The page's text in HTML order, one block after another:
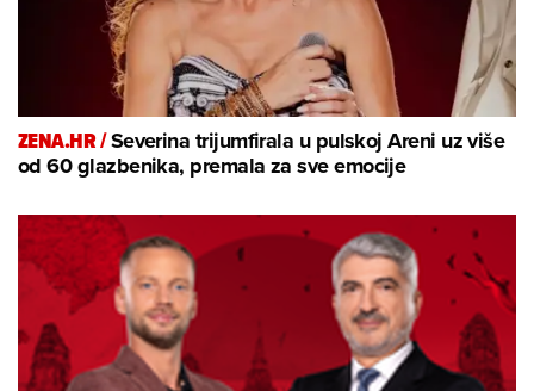
ZENA.HR /Severina trijumfirala u pulskoj Areni uz više
od 60 glazbenika, premala za sve emocije